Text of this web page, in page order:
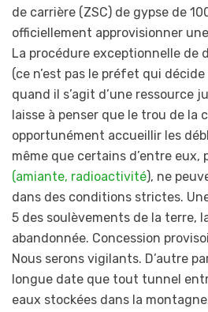
de carrière (ZSC) de gypse de
officiellement approvisionner
La procédure exceptionnelle de
(ce n’est pas le préfet qui
quand il s’agit d’une ressource
laisse à penser que le trou de la
opportunément accueillir les
même que certains d’entre eux,
(amiante, radioactivité), ne
dans des conditions strictes.
5 des soulèvements de la terre,
abandonnée. Concession
Nous serons vigilants. D’autre
longue date que tout tunnel
eaux stockées dans la